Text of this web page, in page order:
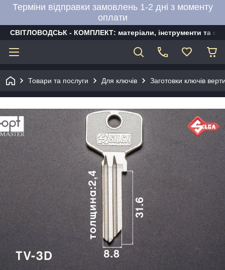
Терміни відправки замовлень 1-2 дні з моменту
оплати
СВІТЛОВОДСЬК - КОМПЛЕКТ: матеріали, інструменти та
Товари та послуги Для ключів Заготовки ключів